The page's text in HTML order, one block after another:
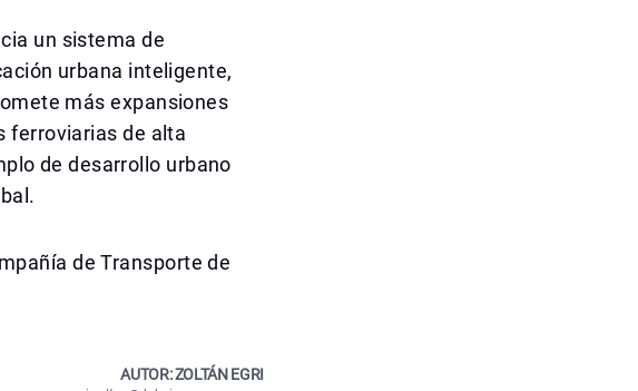
un sistema de
urbana inteligente,
más expansiones
ferroviarias de alta
de desarrollo urbano
de Transporte de
AUTOR: ZOLTÁN EGRI